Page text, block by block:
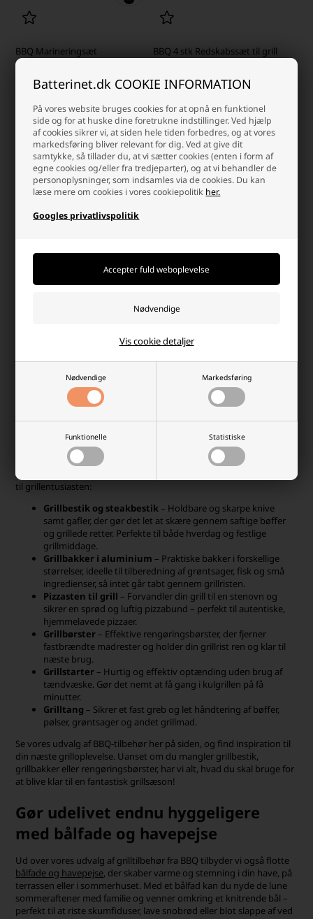
Batterinet.dk COOKIE INFORMATION
På vores website bruges cookies for at opnå en funktionel
side og for at huske dine foretrukne indstillinger. Ved hjælp
af cookies sikrer vi, at siden hele tiden forbedres, og at vores
markedsføring bliver relevant for dig. Ved at give dit
samtykke, så tillader du, at vi sætter cookies (enten i form af
egne cookies og/eller fra tredjeparter), og at vi behandler de
personoplysninger, som indsamles via de cookies. Du kan
læse mere om cookies i vores cookiepolitik her.
Googles privatlivspolitik
Nødvendige Markedsføring
Funktionelle Statistiske
Vis cookie detaljer
BBQ Marineringsæt
Laveste stykpris: 39,00 DKK
59,00 DKK
På lager
Vi sender din pakkei dag
+
BBQ 4 stk Redskabssæt til grill
125,00 DKK
På lager
-Vi sender din pakkei dag
- +
den perfekte grilloplevelse
Grillmad smager bedst med det rette udstyr, og hos os finder du et
muligt ud af din grill. Uanset om du er en passioneret grillmester
har vi det nødvendige grilltilbehør til dig.
Uanset om du foretrækker kulgrill, gasgrill eller pizzaovn, er korrekt
tilbehør essentielt for en vellykket grilloplevelse – og vi har præcis
det, du har brug for. Du finder flotte grillbestik, der gør det nemt at
skære bøffen perfekt ud, praktiske grillbakker i aluminium i
Alt, hvad du skal bruge til grillen
Vores sortiment af BBQ-produkter dækker alle de vigtige redskaber
til grillentusiasten:
Grillbestik og steakbestik– Holdbare og skarpe knive
samt gafler, der gør det let at skære gennem saftige bøffer
og grillede retter. Perfekte til både hverdag og festlige
grillmiddage.
Grillbakker i aluminium – Praktiske bakker i forskellige
størrelser, ideelle til tilberedning af grøntsager, fisk og små
ingredienser, så intet går tabt gennem grillristen.
Pizzasten til grill– Forvandler din grill til en stenovn og
sikrer en sprød og luftig pizzabund – perfekt til autentiske,
hjemmelavede pizzaer.
Grillbørster– Effektive rengøringsbørster, der fjerner
fastbrændte madrester og holder din grillrist ren og klar til
næste brug.
Grillstarter– Hurtig og effektiv optænding uden brug af
tændvæske. Gør det nemt at få gang i kulgrillen på få
minutter.
Grilltang – Sikrer et fast greb og let håndtering af bøffer,
pølser, grøntsager og andet grillmad.
Se vores udvalg af BBQ-tilbehør her på siden, og find inspiration til
din næste grilloplevelse. Uanset om du mangler grillbestik,
grillbakker eller rengøringsbørster, har vi alt, hvad du skal bruge for
at blive klar til en fantastisk grillsæson!
Gør udelivet endnu hyggeligere
med bålfade og havepejse
Ud over vores udvalg af grilltilbehør fra BBQ tilbyder vi også flotte
bålfade og havepejse, der skaber varme og stemning i din have, på
terrassen eller i sommerhuset. Med et bålfad kan du nyde de lune
sommeraftener med familie og venner omkring et knitrende bål –
perfekt til at riste skumfiduser, lave snobrød eller blot slappe af ved